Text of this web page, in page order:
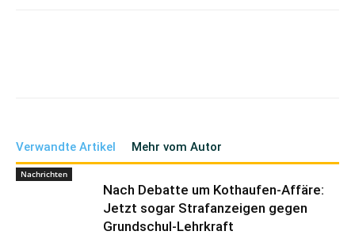
Verwandte Artikel Mehr vom Autor
Nachrichten
Nach Debatte um Kothaufen-Affäre:
Jetzt sogar Strafanzeigen gegen
Grundschul-Lehrkraft